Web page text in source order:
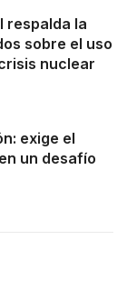
respalda la
sobre el uso
nuclear
exige el
un desafío